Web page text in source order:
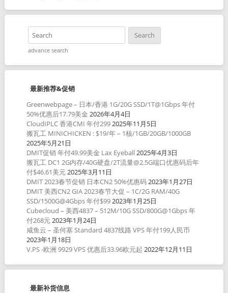
advance search
最新推荐&促销
Greenwebpage – 日本/香港 1G/20G SSD/1T@1Gbps 年付
50%优惠后17.79美金 2026年4月4日
CloudIPLC 香港CMI 年付2992025年11月5日
搬瓦工 MINICHICKEN : $19/年 – 1核/1GB/20GB/1000GB
2025年5月21日
DMIT促销 年付49.99美金 Lax Eyeball 2025年4月3日
搬瓦工 DC1 2G内存/40G硬盘/2T流量@2.5G端口优惠码后年
付$46.61美元2025年3月11日
DMIT 2023春节促销 日本CN2 50%优惠码2023年1月27日
DMIT 美西CN2 GIA 2023春节大促 – 1C/2G RAM/40G
SSD/1500G@4Gbps 年付$992023年1月25日
Cubecloud – 美西4837 – 512M/10G SSD/800G@1Gbps 年
付268元2023年1月24日
咸鱼云 – 圣何塞 Standard 4837线路 VPS 年付199人民币
2023年1月18日
V.PS -欧洲 9929 VPS 优惠后33.96欧元起 2022年12月11日
最新补货信息